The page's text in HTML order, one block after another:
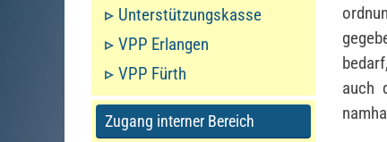
auch
Unterstützungskasse
VPP Erlangen
VPP Fürth
Zugang interner Bereich